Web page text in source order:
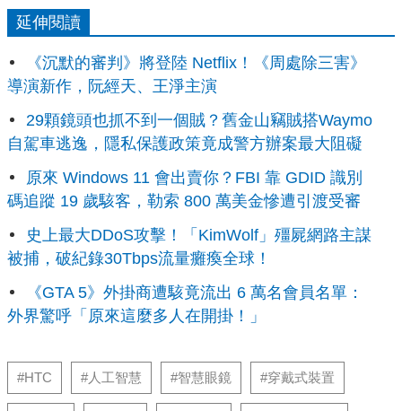
延伸閱讀
《沉默的審判》將登陸 Netflix！《周處除三害》
導演新作，阮經天、王淨主演
29顆鏡頭也抓不到一個賊？舊金山竊賊搭Waymo
自駕車逃逸，隱私保護政策竟成警方辦案最大阻礙
原來 Windows 11 會出賣你？FBI 靠 GDID 識別
碼追蹤 19 歲駭客，勒索 800 萬美金慘遭引渡受審
史上最大DDoS攻擊！「KimWolf」殭屍網路主謀
被捕，破紀錄30Tbps流量癱瘓全球！
《GTA 5》外掛商遭駭竟流出 6 萬名會員名單：
外界驚呼「原來這麼多人在開掛！」
#HTC #人工智慧 #智慧眼鏡 #穿戴式裝置